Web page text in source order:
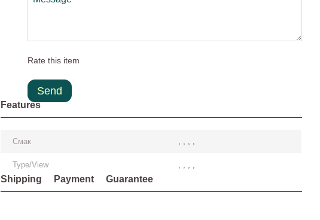
Rate this item
Send
Features
Смак
Type/View
Shipping Payment Guarantee